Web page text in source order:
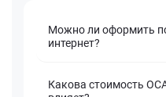
Можно ли оформить
интернет?
Какова стоимость